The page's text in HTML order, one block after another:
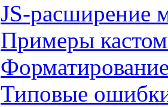
JS-расширение
Примеры
Типовые